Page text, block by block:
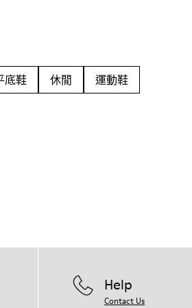
底鞋 休閒
運動鞋
Help
Contact Us